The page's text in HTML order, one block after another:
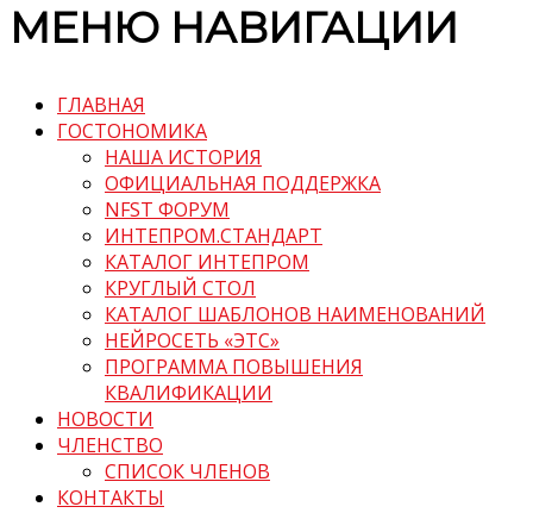
МЕНЮ НАВИГАЦИИ
ГЛАВНАЯ
ГОСТОНОМИКА
НАША ИСТОРИЯ
ОФИЦИАЛЬНАЯ ПОДДЕРЖКА
NFST ФОРУМ
ИНТЕПРОМ.СТАНДАРТ
КАТАЛОГ ИНТЕПРОМ
КРУГЛЫЙ СТОЛ
КАТАЛОГ ШАБЛОНОВ НАИМЕНОВАНИЙ
НЕЙРОСЕТЬ «ЭТС»
ПРОГРАММА ПОВЫШЕНИЯ
КВАЛИФИКАЦИИ
НОВОСТИ
ЧЛЕНСТВО
СПИСОК ЧЛЕНОВ
КОНТАКТЫ